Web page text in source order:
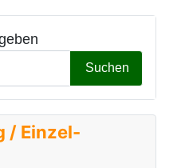
Suchen
/ Einzel-